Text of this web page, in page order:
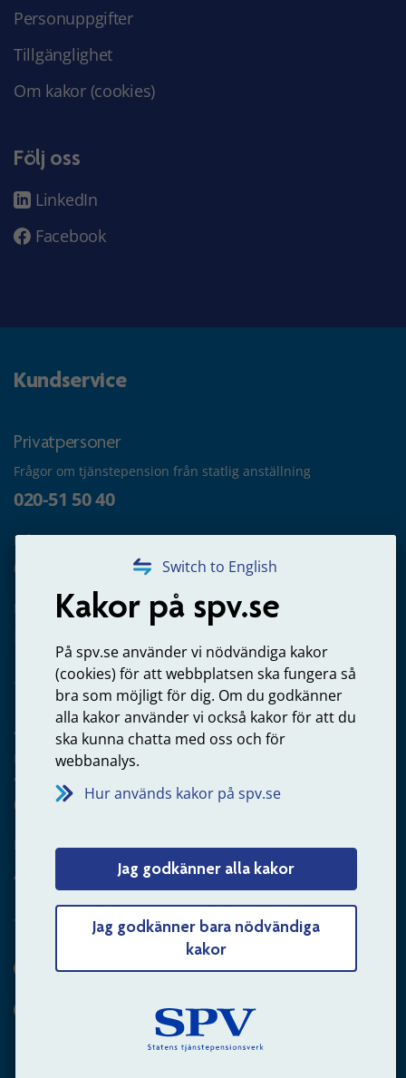
Switch to English
Kakor på spv.se
På spv.se använder vi nödvändiga kakor
(cookies) för att webbplatsen ska fungera så
bra som möjligt för dig. Om du godkänner
alla kakor använder vi också kakor för att du
ska kunna chatta med oss och för
webbanalys.
Hur används kakor på spv.se
Jag godkänner alla kakor
Jag godkänner bara nödvändiga
kakor
Personuppgifter
Tillgänglighet
Om kakor (cookies)
Följ oss
LinkedIn
Facebook
Kundservice
Privatpersoner
Frågor om tjänstepension från statlig anställning
020-51 50 40
Frågor om utbetalning
020-65 00 65
Kontakta oss
Arbetsgivare
Frågor om administration av tjänstepension från statlig
anställning
060-18 75 03
Kontakta oss
Arbetsgivare – skicka mejl till oss
Hitta svaret på din fråga
Andra sätt att kontakta oss